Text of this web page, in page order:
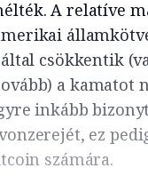
A relatíve
csökkentik
a kamatot
inkább
ez
számára.